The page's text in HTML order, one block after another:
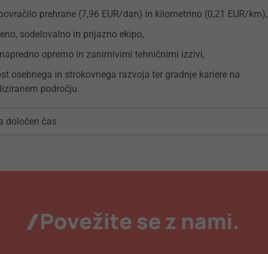
prehrane (7,96 EUR/dan) in kilometrino (0,21 EUR/km),
sodelovalno in prijazno ekipo,
opremo in zanimivimi tehničnimi izzivi,
osebnega in strokovnega razvoja ter gradnje kariere na
področju.
določen čas